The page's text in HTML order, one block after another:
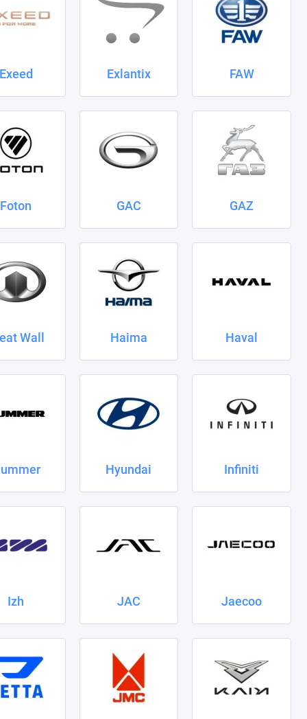
Exlantix FAW
Foton GAC GAZ
Wall Haima Haval
Hyundai Infiniti
Izh JAC Jaecoo